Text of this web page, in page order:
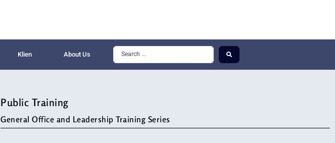
Klien About Us
Public Training
General Office and Leadership Training Series